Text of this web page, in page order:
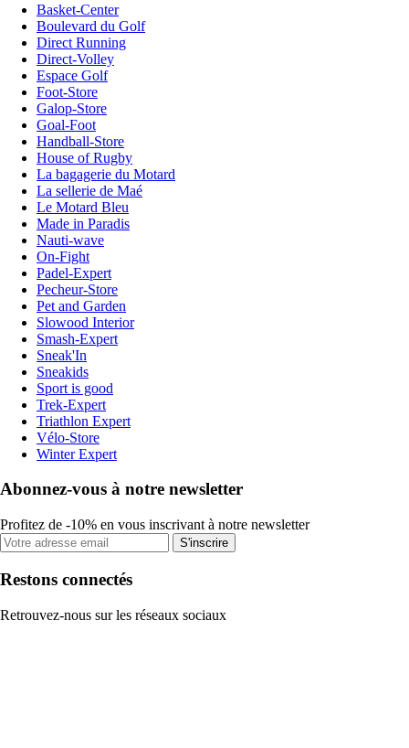
Basket-Center
Boulevard du Golf
Direct Running
Direct-Volley
Espace Golf
Foot-Store
Galop-Store
Goal-Foot
Handball-Store
House of Rugby
La bagagerie du Motard
La sellerie de Maé
Le Motard Bleu
Made in Paradis
Nauti-wave
On-Fight
Padel-Expert
Pecheur-Store
Pet and Garden
Slowood Interior
Smash-Expert
Sneak'In
Sneakids
Sport is good
Trek-Expert
Triathlon Expert
Vélo-Store
Winter Expert
Abonnez-vous à notre newsletter
Profitez de -10% en vous inscrivant à notre newsletter
S'inscrire
Restons connectés
Retrouvez-nous sur les réseaux sociaux